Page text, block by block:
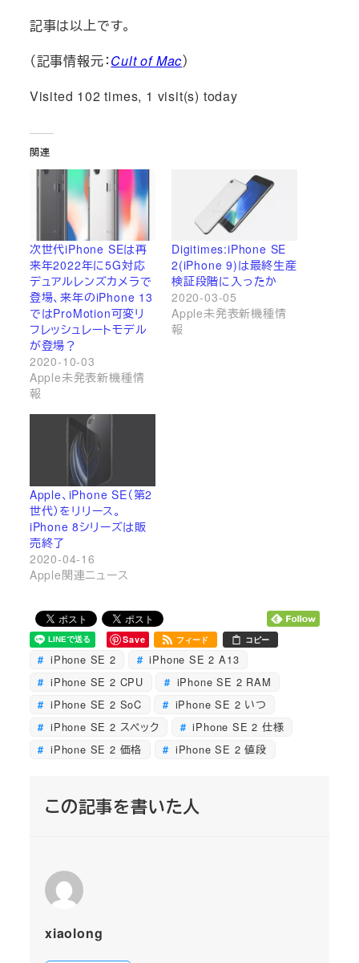
記事は以上です。
（記事情報元：Cult of Mac）
Visited 102 times, 1 visit(s) today
関連
次世代iPhone SEは再
来年2022年に5G対応
デュアルレンズカメラで
登場、来年のiPhone 13
ではProMotion可変リ
フレッシュレートモデル
が登場？
2020-10-03
Apple未発表新機種情
報
Digitimes:iPhone SE
2(iPhone 9)は最終生産
検証段階に入ったか
2020-03-05
Apple未発表新機種情
報
Apple、iPhone SE（第2
世代）をリリース。
iPhone 8シリーズは販
売終了
2020-04-16
Apple関連ニュース
Save フィード コピー
iPhone SE 2
iPhone SE 2 A13
iPhone SE 2 CPU
iPhone SE 2 RAM
iPhone SE 2 SoC
iPhone SE 2 いつ
iPhone SE 2 スペック
iPhone SE 2 仕様
iPhone SE 2 価格
iPhone SE 2 値段
この記事を書いた人
xiaolong